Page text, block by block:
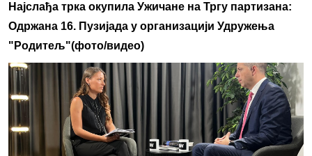
Најслађа трка окупила Ужичане на Тргу партизана:
Одржана 16. Пузијада у организацији Удружења
"Родитељ"(фото/видео)